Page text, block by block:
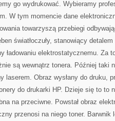
go wydrukować. Wybieramy
W tym momencie dane
towarzyszą przebiegi
światłoczuły, stanowiący
ładowaniu elektrostatycznemu. Za
są wewnątrz tonera. Później taki
laserem. Obraz wysłany do druku,
do drukarki HP. Dzieje się to to
na przeciwne. Powstał obraz
przenosi na niego toner. Barwnik